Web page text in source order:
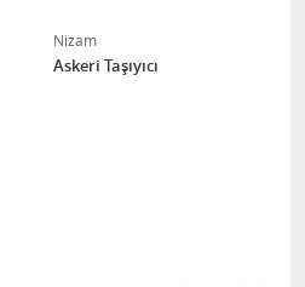
Nizam
Askeri Taşıyıcı